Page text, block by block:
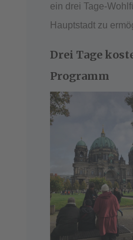
ein drei Tage-
Hauptstadt zu
Drei Tage
Programm